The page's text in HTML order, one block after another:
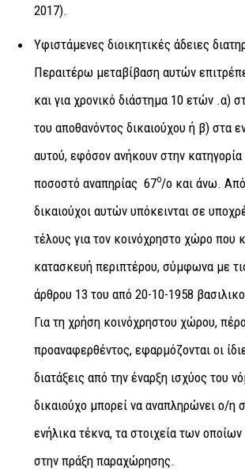
2017).
Υφιστάμενες διοικητικές άδειες
Περαιτέρω μεταβίβαση αυτών
και για χρονικό διάστημα 10 ετών .α)
του αποθανόντος δικαιούχου ή β) στα
αυτού, εφόσον ανήκουν στην
ποσοστό αναπηρίας 67ο/ο και άνω.
δικαιούχοι αυτών υπόκεινται σε
τέλους για τον κοινόχρηστο χώρο που
κατασκευή περιπτέρου, σύμφωνα με
άρθρου 13 του από 20-10-1958
Για τη χρήση κοινόχρηστου χώρου,
προαναφερθέντος, εφαρμόζονται οι
διατάξεις από την έναρξη ισχύος του
δικαιούχο μπορεί να αναπληρώνει ο/η
ενήλικα τέκνα, τα στοιχεία των
στην πράξη παραχώρησης.